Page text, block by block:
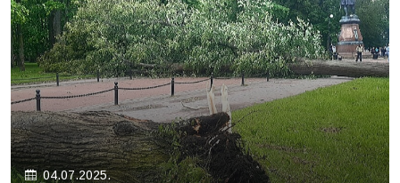
04.07.2025.